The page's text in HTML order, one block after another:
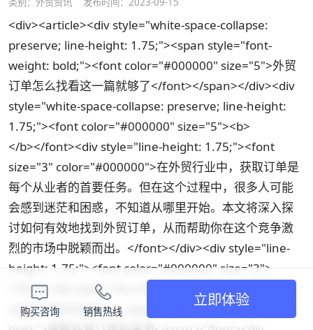
<div><article><div style="white-space-collapse:
preserve; line-height: 1.75;"><span style="font-
weight: bold;"><font color="#000000" size="5">外贸
订单怎么找看这一篇就够了</font></span></div><div
style="white-space-collapse: preserve; line-height:
1.75;"><font color="#000000" size="5"><b>
</b></font><div style="line-height: 1.75;"><font
size="3" color="#000000">在外贸行业中，获取订单是
每个从业者的首要任务。但在这个过程中，很多人可能
会感到迷茫和困惑，不知道从哪里开始。本文将深入探
讨如何有效地找到外贸订单，从而帮助你在这个竞争激
烈的市场中脱颖而出。</font></div><div style="line-
height: 1.75;"><font color="#000000" size="3">
</font><div style="line-height: 1.75;"><font size="3"
color="#000000">1. <span style="font-weight:
购买咨询 销售热线
立即体验